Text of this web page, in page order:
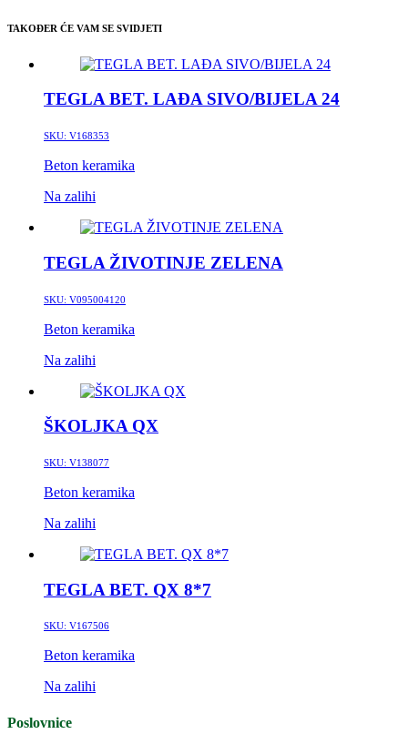
TAKOĐER ĆE VAM SE SVIDJETI
TEGLA BET. LAĐA SIVO/BIJELA 24
SKU: V168353
Beton keramika
Na zalihi
TEGLA ŽIVOTINJE ZELENA
SKU: V095004120
Beton keramika
Na zalihi
ŠKOLJKA QX
SKU: V138077
Beton keramika
Na zalihi
TEGLA BET. QX 8*7
SKU: V167506
Beton keramika
Na zalihi
Poslovnice